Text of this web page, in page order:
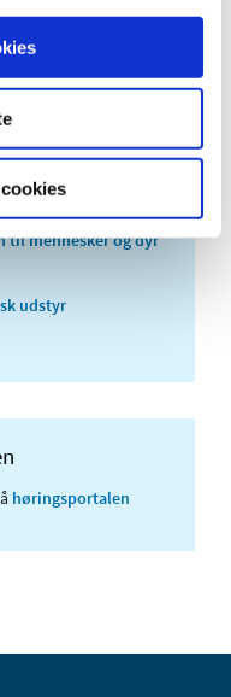
til mennesker og dyr
udstyr
høringsportalen